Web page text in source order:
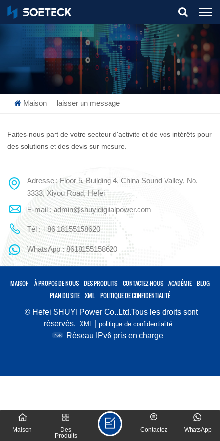
What Are You Looking For?
Maison laisser un message
Faites-nous part de votre secteur d'activité et de vos intérêts pour
des solutions et des devis sur mesure.
Adresse : Floor 5, Building 4, China Sound Valley, No.
3333, Xiyou Road, Hefei
E-mail : admin@shuyidigitalpower.com
Tél : +86 18155158620
WhatsApp : 8618155158620
MAISON À PROPOS DE NOUS DES PRODUITS CONTACTEZ-NOUS ACADÉMIE
BLOG
PLAN DU SITE
XML
POLITIQUE DE CONFIDENTIALITÉ
© Hefei SHUYI Power Co.,Ltd.Tous les droits sont
réservés. XML politique de confidentialité
Réseau IPv6 pris en charge
Maison
Des
Produits
WhatsApp
Contactez